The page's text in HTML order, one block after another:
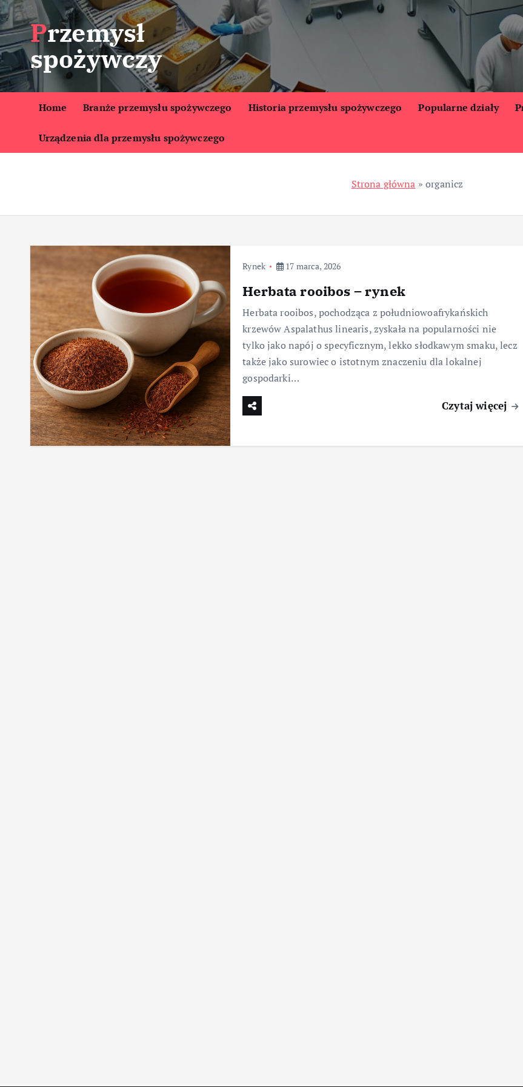
S
k
i
p
t
o
t
Przemysł
spożywczy
Home Branże przemysłu spożywczego Historia przemysłu spożywczego Popularne działy
Urządzenia dla przemysłu spożywczego
Strona główna »organicz
Rynek 17 marca, 2026
Herbata rooibos – rynek
Herbata rooibos, pochodząca z południowoafrykańskich
krzewów Aspalathus linearis, zyskała na popularności nie
tylko jako napój o specyficznym, lekko słodkawym smaku, lecz
także jako surowiec o istotnym znaczeniu dla lokalnej
gospodarki…
Czytaj więcej